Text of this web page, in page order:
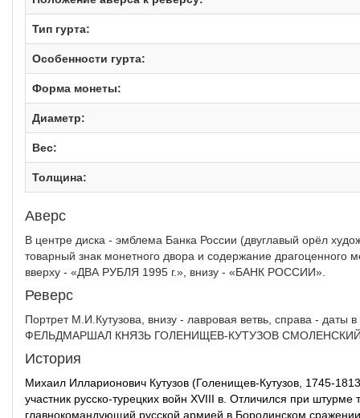
Тип гурта:
Особенности гурта:
Форма монеты:
Диаметр:
Вес:
Толщина:
Аверс
В центре диска - эмблема Банка России (двуглавый орёл
товарный знак монетного двора и содержание драгоценного
вверху - «ДВА РУБЛЯ 1995 г.», внизу - «БАНК РОССИИ».
Реверс
Портрет М.И.Кутузова, внизу - лавровая ветвь, справа -
ФЕЛЬДМАРШАЛ КНЯЗЬ ГОЛЕНИЩЕВ-КУТУЗОВ
История
Михаил Илларионович Кутузов (Голенищев-Кутузов, 1745-
участник русско-турецких войн XVIII в. Отличился при
главнокомандующий русской армией в Бородинском